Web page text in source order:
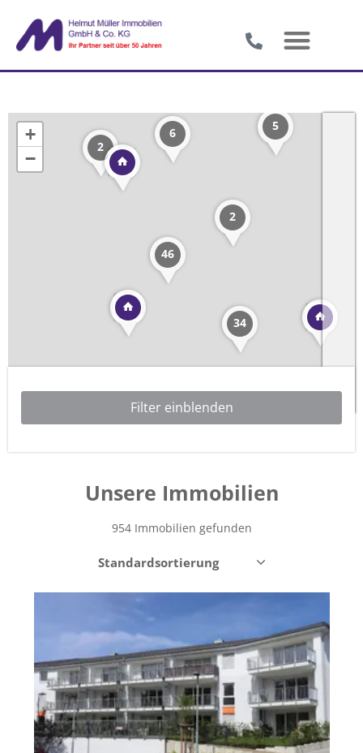
2
2
5
6
34
46
+
−
Leaflet| ©OpenStreetMap
Unsere Immobilien
954 Immobilien gefunden